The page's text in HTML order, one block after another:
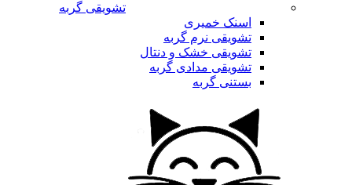
تشویقی گربه
اسنک خمیری
تشویقی نرم گربه
تشویقی خشک و دنتال
تشویقی مدادی گربه
بستنی گربه